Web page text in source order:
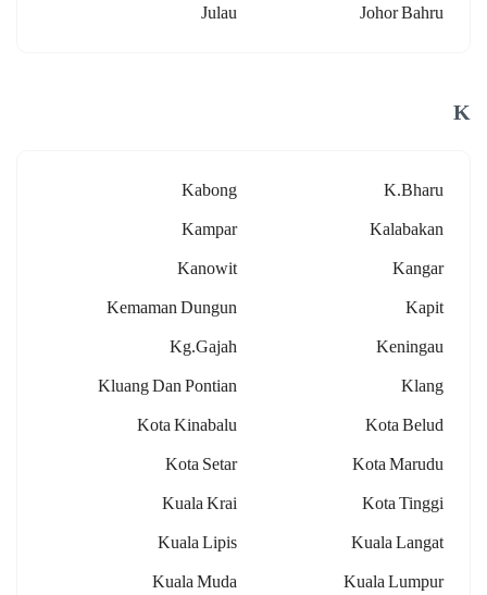
Johor Bahru
Julau
K
K.bharu
Kabong
Kalabakan
Kampar
Kangar
Kanowit
Kapit
Kemaman Dungun
Keningau
Kg.gajah
Klang
Kluang Dan Pontian
Kota Belud
Kota Kinabalu
Kota Marudu
Kota Setar
Kota Tinggi
Kuala Krai
Kuala Langat
Kuala Lipis
Kuala Lumpur
Kuala Muda